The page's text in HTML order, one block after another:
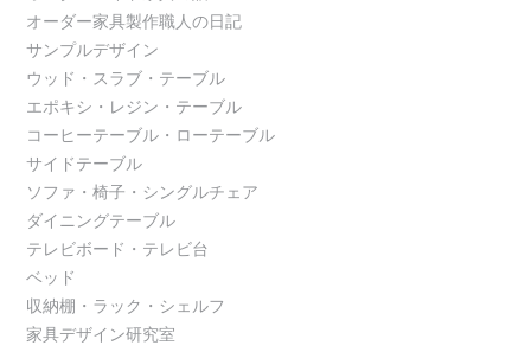
オーダー家具製作職人の日記
サンプルデザイン
ウッド・スラブ・テーブル
エポキシ・レジン・テーブル
コーヒーテーブル・ローテーブル
サイドテーブル
ソファ・椅子・シングルチェア
ダイニングテーブル
テレビボード・テレビ台
ベッド
収納棚・ラック・シェルフ
家具デザイン研究室